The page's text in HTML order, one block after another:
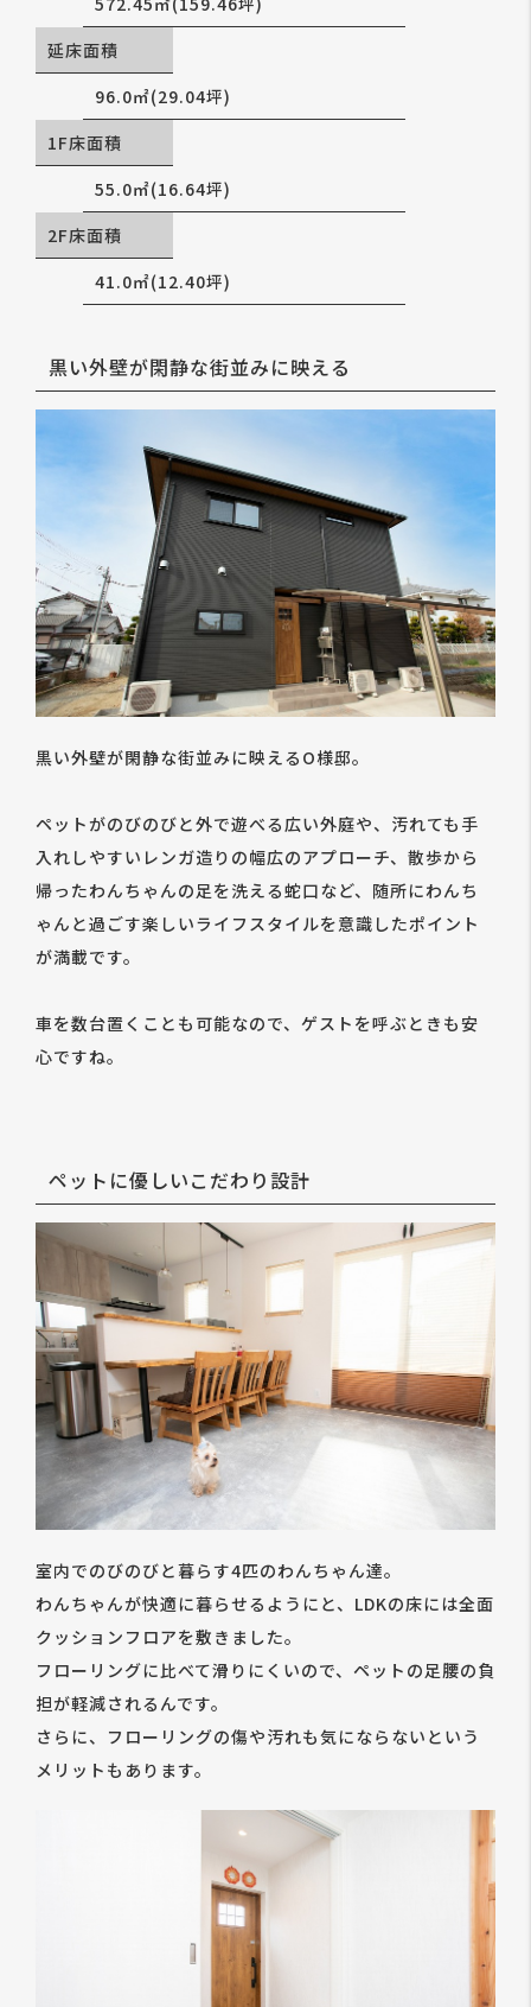
延床面積
96.0㎡(29.04坪)
1F床面積
55.0㎡(16.64坪)
2F床面積
41.0㎡(12.40坪)
黒い外壁が閑静な街並みに映える
黒い外壁が閑静な街並みに映えるO様邸。
ペットがのびのびと外で遊べる広い外庭や、汚れても手
入れしやすいレンガ造りの幅広のアプローチ、散歩から
帰ったわんちゃんの足を洗える蛇口など、随所にわんち
ゃんと過ごす楽しいライフスタイルを意識したポイント
が満載です。
車を数台置くことも可能なので、ゲストを呼ぶときも安
心ですね。
ペットに優しいこだわり設計
室内でのびのびと暮らす4匹のわんちゃん達。
わんちゃんが快適に暮らせるようにと、LDKの床には全面
クッションフロアを敷きました。
フローリングに比べて滑りにくいので、ペットの足腰の負
担が軽減されるんです。
さらに、フローリングの傷や汚れも気にならないという
メリットもあります。